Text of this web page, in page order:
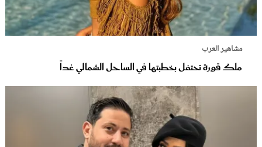
مشاهير العرب
ملك قورة تحتفل بخطبتها في الساحل الشمالي غداً